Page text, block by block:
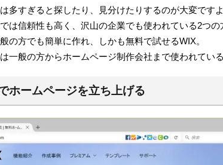
多すぎると探したり、見分けたりするのが大変ですよ
は信頼性も高く、沢山の企業でも使われている2つの
の方でも簡単に作れ、しかも無料で試せるWIX。
一般の方からホームページ制作会社まで使われてい
ホームページを立ち上げる